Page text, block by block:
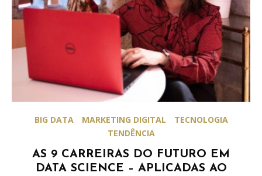
BIG DATA MARKETING DIGITAL
TECNOLOGIA
TENDÊNCIA
AS 9 CARREIRAS DO FUTURO EM
DATA SCIENCE – APLICADAS AO